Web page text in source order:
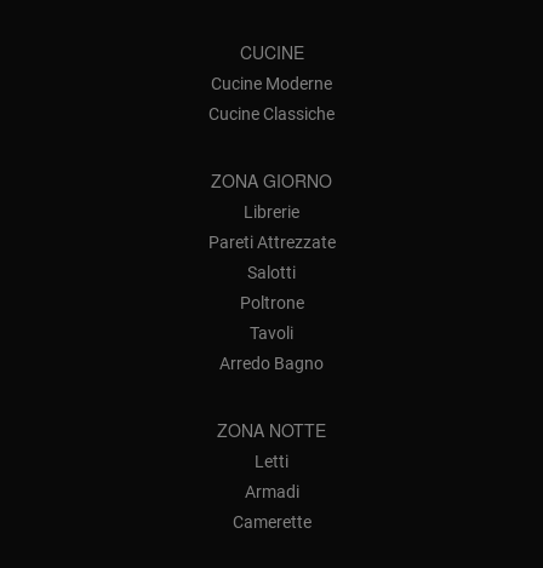
CUCINE
Cucine Moderne
Cucine Classiche
ZONA GIORNO
Librerie
Pareti Attrezzate
Salotti
Poltrone
Tavoli
Arredo Bagno
ZONA NOTTE
Letti
Armadi
Camerette